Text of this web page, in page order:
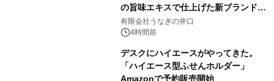
の旨味エキスで仕上げた新ブランド
「井口の誉」誕生
有限会社うなぎの井口
4時間前
デスクにハイエースがやってきた。
「ハイエース型ふせんホルダー」
Amazonで予約販売開始